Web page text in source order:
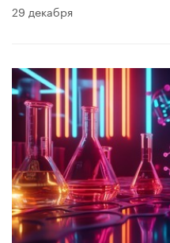
29 декабря